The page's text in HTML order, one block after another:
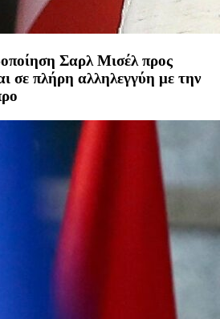
Σαρλ Μισέλ προς
σε πλήρη αλληλεγγύη με την